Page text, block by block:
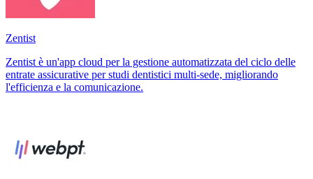
Zentist
Zentist è un'app cloud per la gestione automatizzata del ciclo delle
entrate assicurative per studi dentistici multi-sede, migliorando
l'efficienza e la comunicazione.